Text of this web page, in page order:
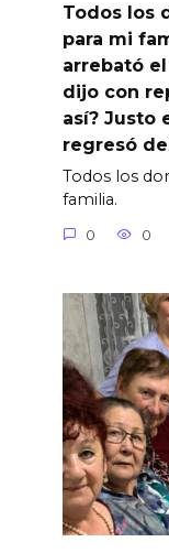
Todos los
para mi
arrebató
dijo con
así? Justo
regresó
Todos los
familia.
0 0